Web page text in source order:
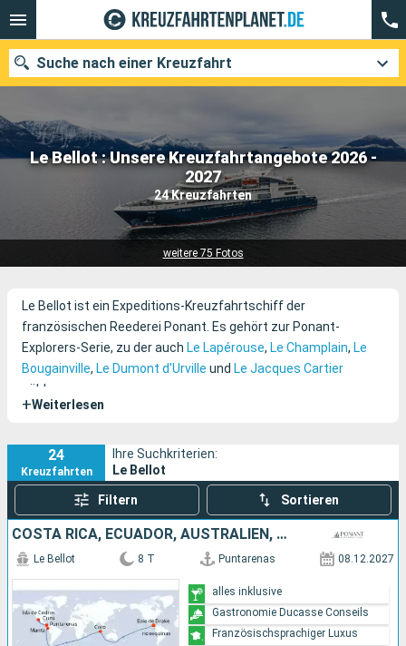
Le Bellot : Unsere Kreuzfahrtangebote 2026 -
2027
24 Kreuzfahrten
weitere 75 Fotos
Suche nach einer Kreuzfahrt
Unsere Ziele
Abfahrtsmonat
Le Bellot ist ein Expeditions-Kreuzfahrtschiff der
französischen Reederei Ponant. Es gehört zur Ponant-
Explorers-Serie, zu der auch Le Lapérouse, Le Champlain, Le
Bougainville, Le Dumont d'Urville und Le Jacques Cartier
zählen.
+Weiterlesen
24
Kreuzfahrten
Ihre Suchkriterien:
Le Bellot
Filtern Sortieren
COSTA RICA, ECUADOR, AUSTRALIEN, MEXIKO
Le Bellot 8 T Puntarenas 08.12.2027
alles inklusive
Gastronomie Ducasse Conseils
Französischsprachiger Luxus